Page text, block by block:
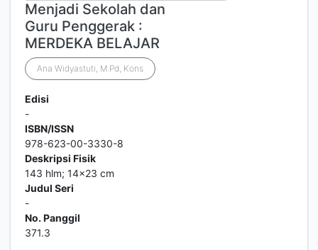
Menjadi Sekolah dan
Guru Penggerak :
MERDEKA BELAJAR
Ana Widyastuti, M.Pd, Kons
Edisi
-
ISBN/ISSN
978-623-00-3330-8
Deskripsi Fisik
143 hlm; 14x23 cm
Judul Seri
-
No. Panggil
371.3